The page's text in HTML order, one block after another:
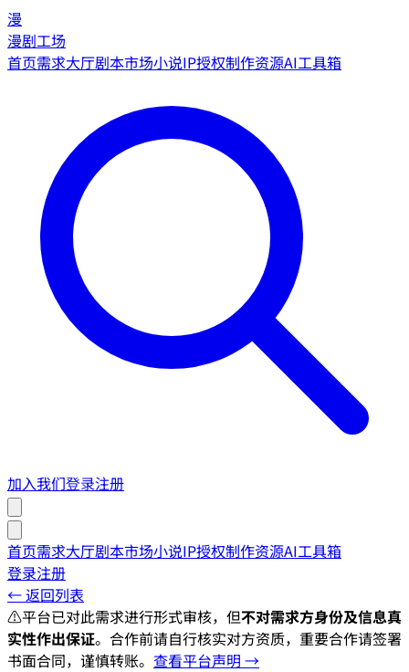
漫
漫剧工场
首页需求大厅剧本市场小说IP授权制作资源AI工具箱
加入我们登录注册
首页需求大厅剧本市场小说IP授权制作资源AI工具箱
登录注册
← 返回列表
⚠️平台已对此需求进行形式审核，但不对需求方身份及信息真
实性作出保证。合作前请自行核实对方资质，重要合作请签署
书面合同，谨慎转账。 查看平台声明 →